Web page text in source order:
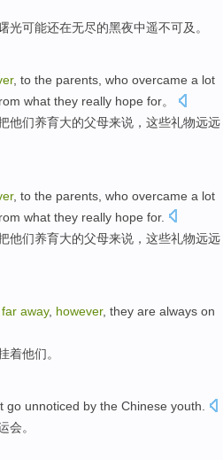
光可能还在无尽的黑夜中遥不可及。
, to the parents , who overcame a lot
what they really hope for。
他们养育大的父母来说， 这些礼物远远
, to the parents , who overcame a lot
what they really hope for.
他们养育大的父母来说， 这些礼物远远
far away, however, they are always on
着他们。
go unnoticed by the Chinese youth
会。